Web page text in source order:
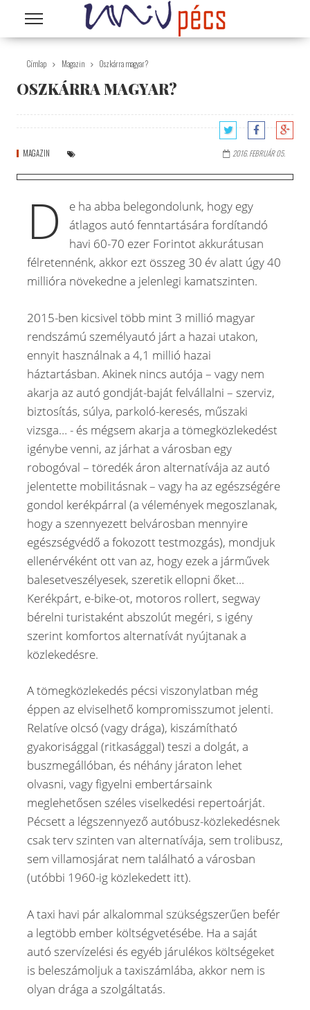
Ugrás a tartalomra
Címlap Magazin Oszkárra magyar?
OSZKÁRRA MAGYAR?
MAGAZIN 2016. FEBRUÁR 05.
D
e ha abba belegondolunk, hogy egy
átlagos autó fenntartására fordítandó
havi 60-70 ezer Forintot akkurátusan
félretennénk, akkor ezt összeg 30 év alatt úgy 40
millióra növekedne a jelenlegi kamatszinten.
2015-ben kicsivel több mint 3 millió magyar
rendszámú személyautó járt a hazai utakon,
ennyit használnak a 4,1 millió hazai
háztartásban. Akinek nincs autója – vagy nem
akarja az autó gondját-baját felvállalni – szerviz,
biztosítás, súlya, parkoló-keresés, műszaki
vizsga… - és mégsem akarja a tömegközlekedést
igénybe venni, az járhat a városban egy
robogóval – töredék áron alternatívája az autó
jelentette mobilitásnak – vagy ha az egészségére
gondol kerékpárral (a vélemények megoszlanak,
hogy a szennyezett belvárosban mennyire
egészségvédő a fokozott testmozgás), mondjuk
ellenérvéként ott van az, hogy ezek a járművek
balesetveszélyesek, szeretik ellopni őket...
Kerékpárt, e-bike-ot, motoros rollert, segway
bérelni turistaként abszolút megéri, s igény
szerint komfortos alternatívát nyújtanak a
közlekedésre.
A tömegközlekedés pécsi viszonylatban még
éppen az elviselhető kompromisszumot jelenti.
Relatíve olcsó (vagy drága), kiszámítható
gyakorisággal (ritkasággal) teszi a dolgát, a
buszmegállóban, és néhány járaton lehet
olvasni, vagy figyelni embertársaink
meglehetősen széles viselkedési repertoárját.
Pécsett a légszennyező autóbusz-közlekedésnek
csak terv szinten van alternatívája, sem trolibusz,
sem villamosjárat nem található a városban
(utóbbi 1960-ig közlekedett itt).
A taxi havi pár alkalommal szükségszerűen befér
a legtöbb ember költségvetésébe. Ha a saját
autó szervízelési és egyéb járulékos költségeket
is beleszámoljuk a taxiszámlába, akkor nem is
olyan drága a szolgáltatás.